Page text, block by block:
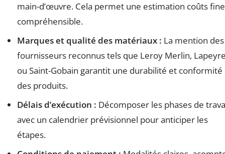
main-d’œuvre. Cela permet une estimation coûts
compréhensible.
Marques et qualité des matériaux : La mention des
fournisseurs reconnus tels que Leroy Merlin,
ou Saint-Gobain garantit une durabilité et conformité
des produits.
Délais d’exécution : Décomposer les phases de
avec un calendrier prévisionnel pour anticiper les
étapes.